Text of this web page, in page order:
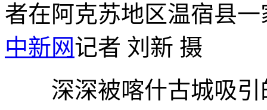
者在阿克苏地区温宿县
中新网记者 刘新 摄
深深被喀什古城吸引